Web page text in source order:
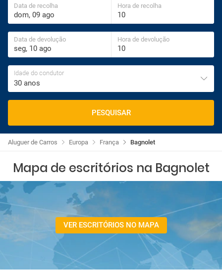
Data de recolha Hora de recolha
Data de devolução Hora de devolução
Idade do condutor
30 anos
PESQUISAR
Bagnolet
França
Europa
Aluguer de Carros
Mapa de escritórios na Bagnolet
VER ESCRITÓRIOS NO MAPA